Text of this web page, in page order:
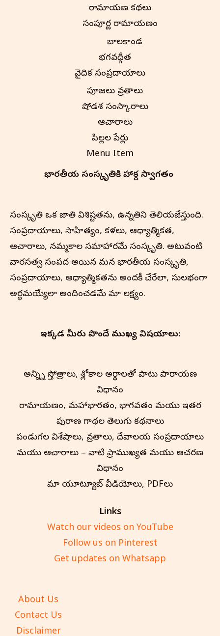
రామాయణ కథలు
సంపూర్ణ రామాయణం
బాలకాండ
భగవద్గీత
వైదిక సంప్రదాయాలు
పూజలు వ్రతాలు
షోడశ సంస్కారాలు
ఆచారాలు
పిల్లల పేర్లు
Menu Item
భారతీయ సంస్కృతి‌కి హార్దిక స్వాగతం
సంస్కృతి ఒక జాతి విశిష్టతను, ఉన్నతిని తెలియజేస్తుంది.
సంప్రదాయాలు, సాహిత్యం, కళలు, ఆధ్యాత్మికత,
ఆచారాలు, నమ్మకాల సమాహారమే సంస్కృతి. అటువంటి
వారసత్వ సంపద అయిన మన భారతీయ సంస్కృతి,
సంప్రదాయాలు, ఆధ్యాత్మికతను అందరికీ చేరేలా, సులభంగా
అర్థమయ్యేలా అందించడమే మా లక్ష్యం.
ఇక్కడ మీరు పొందే ముఖ్య విషయాలు:
అన్న్ని స్తోత్రాలు, శ్లోకాల అర్థాలతో పాటు పారాయణ
విధానం
రామాయణం, మహాభారతం, భాగవతం మరియు ఇతర
పురాణ గాథల తెలుగు కథనాలు
పండుగల విశేషాలు, వ్రతాలు, దేవాలయ సంప్రదాయాలు
మరియు ఆచారాలు – వాటి ప్రాముఖ్యత మరియు ఆచరణ
విధానం
మా యూట్యూబ్ వీడియోలు, PDFలు
Links
Watch our videos on YouTube
Follow us on Pinterest
Get updates on Whatsapp
About Us
Contact Us
Disclaimer